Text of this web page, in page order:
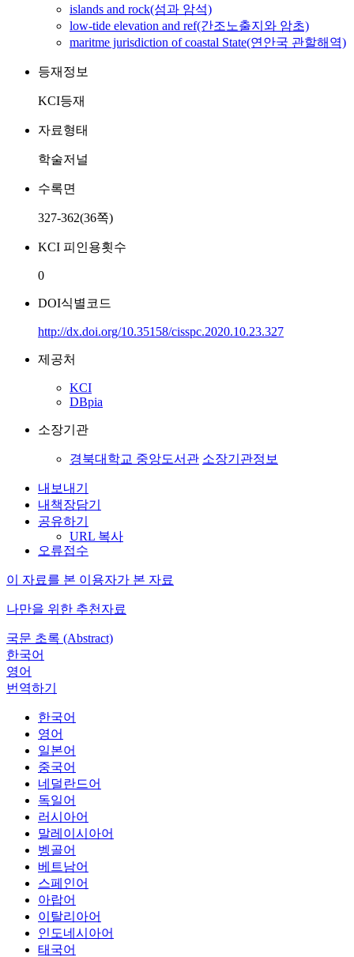
islands and rock(섬과 암석)
low-tide elevation and ref(간조노출지와 암초)
maritme jurisdiction of coastal State(연안국 관할해역)
등재정보
KCI등재
자료형태
학술저널
수록면
327-362(36쪽)
KCI 피인용횟수
0
DOI식별코드
http://dx.doi.org/10.35158/cisspc.2020.10.23.327
제공처
KCI
DBpia
소장기관
경북대학교 중앙도서관 소장기관정보
내보내기
내책장담기
공유하기
URL 복사
오류접수
이 자료를 본 이용자가 본 자료
나만을 위한 추천자료
국문 초록 (Abstract)
한국어
영어
번역하기
한국어
영어
일본어
중국어
네덜란드어
독일어
러시아어
말레이시아어
벵골어
베트남어
스페인어
아랍어
이탈리아어
인도네시아어
태국어